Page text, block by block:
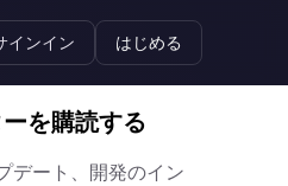
インイン はじめる
を購読する
デート、開発のイン